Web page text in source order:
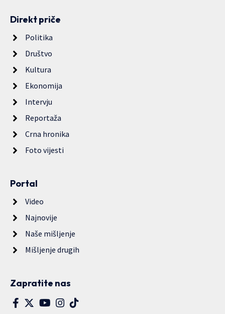
Direkt priče
Politika
Društvo
Kultura
Ekonomija
Intervju
Reportaža
Crna hronika
Foto vijesti
Portal
Video
Najnovije
Naše mišljenje
Mišljenje drugih
Zapratite nas